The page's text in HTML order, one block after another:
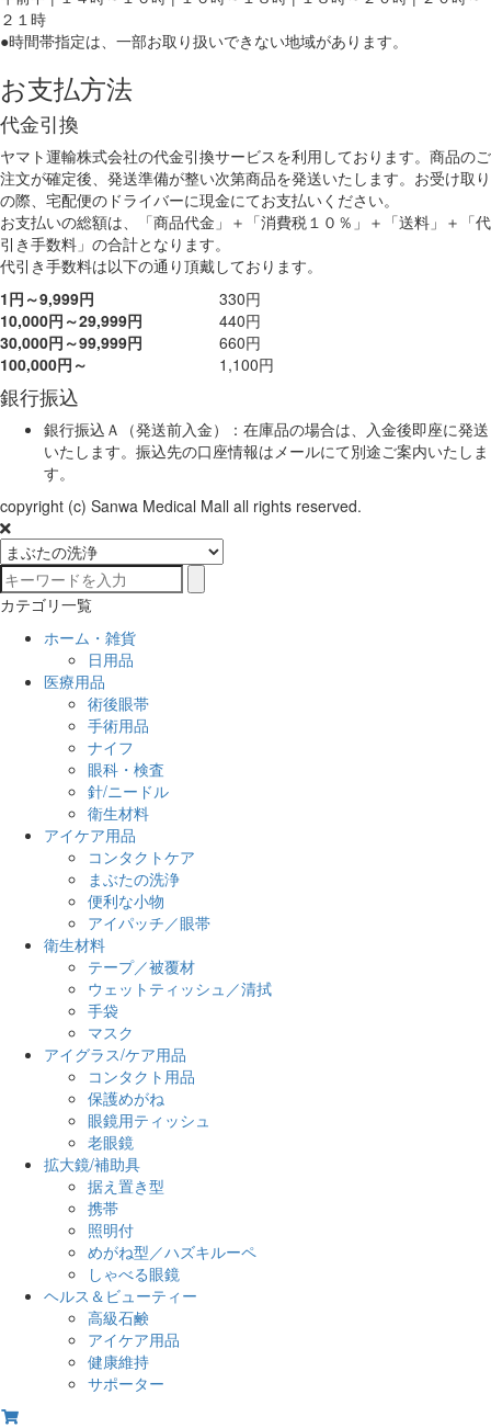
２１時
●時間帯指定は、一部お取り扱いできない地域があります。
お支払方法
代金引換
ヤマト運輸株式会社の代金引換サービスを利用しております。商品のご
注文が確定後、発送準備が整い次第商品を発送いたします。お受け取り
の際、宅配便のドライバーに現金にてお支払いください。
お支払いの総額は、「商品代金」＋「消費税１０％」＋「送料」＋「代
引き手数料」の合計となります。
代引き手数料は以下の通り頂戴しております。
1円～9,999円
330円
10,000円～29,999円
440円
30,000円～99,999円
660円
100,000円～
1,100円
銀行振込
銀行振込Ａ（発送前入金）：在庫品の場合は、入金後即座に発送
いたします。振込先の口座情報はメールにて別途ご案内いたしま
す。
copyright (c) Sanwa Medical Mall all rights reserved.
カテゴリ一覧
ホーム・雑貨
日用品
医療用品
術後眼帯
手術用品
ナイフ
眼科・検査
針/ニードル
衛生材料
アイケア用品
コンタクトケア
まぶたの洗浄
便利な小物
アイパッチ／眼帯
衛生材料
テープ／被覆材
ウェットティッシュ／清拭
手袋
マスク
アイグラス/ケア用品
コンタクト用品
保護めがね
眼鏡用ティッシュ
老眼鏡
拡大鏡/補助具
据え置き型
携帯
照明付
めがね型／ハズキルーペ
しゃべる眼鏡
ヘルス＆ビューティー
高級石鹸
アイケア用品
健康維持
サポーター